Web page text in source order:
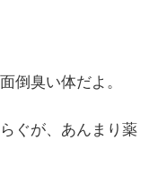
倒臭い体だよ。
ぐが、あんまり薬